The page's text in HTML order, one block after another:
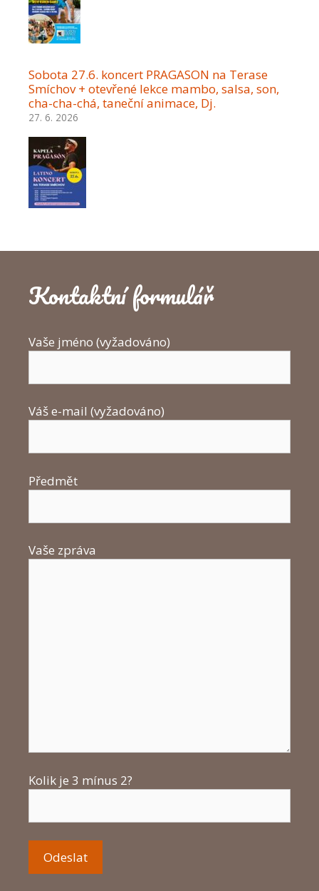
Sobota 27.6. koncert PRAGASON na Terase
Smíchov + otevřené lekce mambo, salsa, son,
cha-cha-chá, taneční animace, Dj.
27. 6. 2026
Kontaktní formulář
Vaše jméno (vyžadováno)
Váš e-mail (vyžadováno)
Předmět
Vaše zpráva
Kolik je 3 mínus 2?